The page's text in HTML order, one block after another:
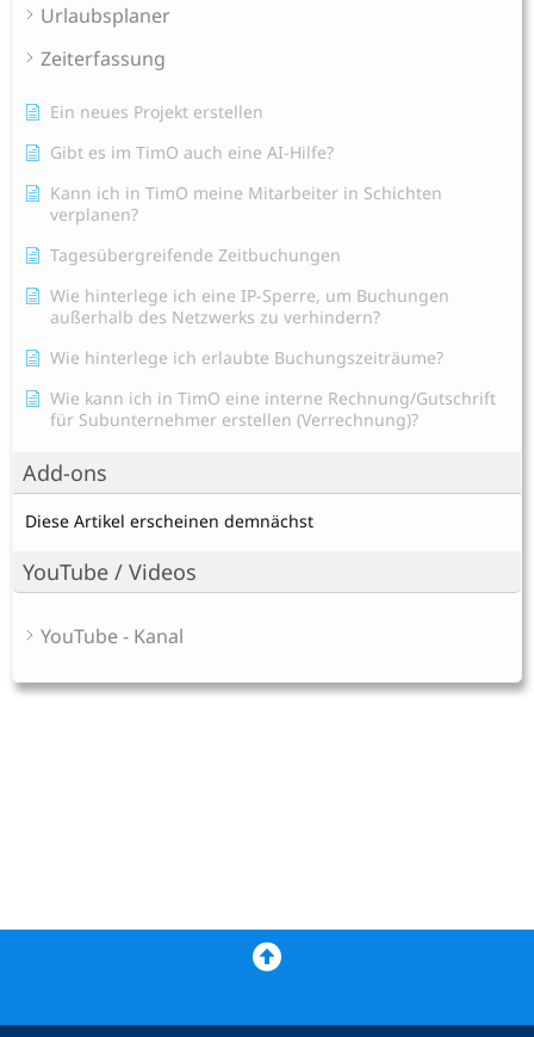
Urlaubsplaner
Zeiterfassung
Ein neues Projekt erstellen
Gibt es im TimO auch eine AI-Hilfe?
Kann ich in TimO meine Mitarbeiter in Schichten
verplanen?
Tagesübergreifende Zeitbuchungen
Wie hinterlege ich eine IP-Sperre, um Buchungen
außerhalb des Netzwerks zu verhindern?
Wie hinterlege ich erlaubte Buchungszeiträume?
Wie kann ich in TimO eine interne Rechnung/Gutschrift
für Subunternehmer erstellen (Verrechnung)?
Add-ons
Diese Artikel erscheinen demnächst
YouTube / Videos
YouTube - Kanal